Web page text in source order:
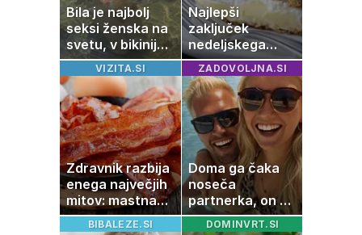
Bila je najbolj
seksi ženska na
svetu, v bikiniju
znova navdušila
Najlepši
zaključek
nedeljskega
kosila: 8 sladic
brez peke, ki se
jih vsi veselijo
VIZITA.SI
Zdravnik razbija
enega največjih
mitov: mastna
jetra ne
ZADOVOLJNA.SI
Doma ga čaka
noseča
partnerka, on pa
dopustuje z
BIBALEZE.SI DOMINVRT.SI